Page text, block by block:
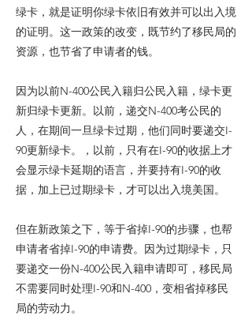
绿卡，就是证明你绿卡依旧有效并可以出入境
的证明。这一政策的改变，既节约了移民局的
资源，也节省了申请者的钱。
因为以前N-400公民入籍归公民入籍，绿卡更
新归绿卡更新。以前，递交N-400考公民的
人，在期间一旦绿卡过期，他们同时要递交I-
90更新绿卡。，以前，只有在I-90的收据上才
会显示绿卡延期的语言，并要持有I-90的收
据，加上已过期绿卡，才可以出入境美国。
但在新政策之下，等于省掉I-90的步骤，也帮
申请者省掉I-90的申请费。因为过期绿卡，只
要递交一份N-400公民入籍申请即可，移民局
不需要同时处理I-90和N-400，变相省掉移民
局的劳动力。